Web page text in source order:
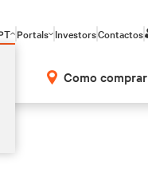
Portals InvestorsContactos
Como comprar